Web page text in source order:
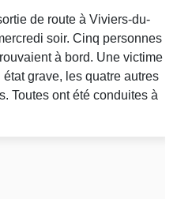
de route à Viviers-du-
soir. Cinq personnes
à bord. Une victime
grave, les quatre autres
Toutes ont été conduites à